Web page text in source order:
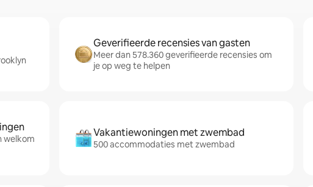
Geverifieerde recensies van gasten
Meer dan 578.360 geverifieerde recensies om
je op weg te helpen
welkom
Vakantiewoningen met zwembad
500 accommodaties met zwembad